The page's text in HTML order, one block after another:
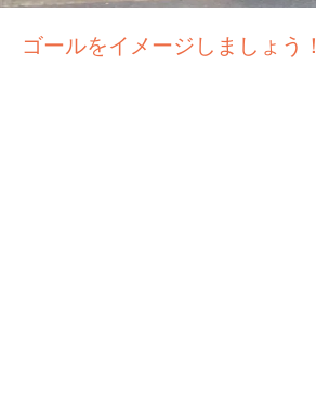
ゴールをイメージしましょう！